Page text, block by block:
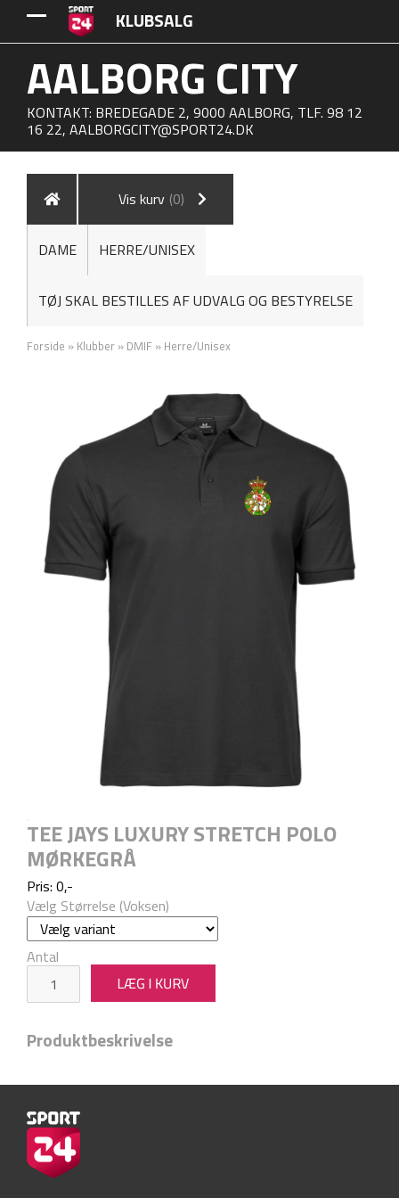
KLUBSALG
AALBORG CITY
KONTAKT: BREDEGADE 2, 9000 AALBORG, TLF. 98 12
16 22, AALBORGCITY@SPORT24.DK
Vis kurv (0)
DAME HERRE/UNISEX
TØJ SKAL BESTILLES AF UDVALG OG BESTYRELSE
Forside » Klubber » DMIF » Herre/Unisex
TEE JAYS LUXURY STRETCH POLO
MØRKEGRÅ
Pris: 0,-
Vælg Størrelse (Voksen)
Antal
Produktbeskrivelse